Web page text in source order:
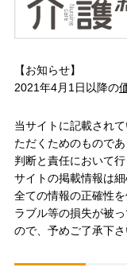
【お知らせ】
2021年4月1日以降の
当サイトに記載され
ただくためのもので
判断と責任において
サイトの掲載情報は
全ての情報の正確性
ラブル等の損失が被
ので、予めご了承下さ